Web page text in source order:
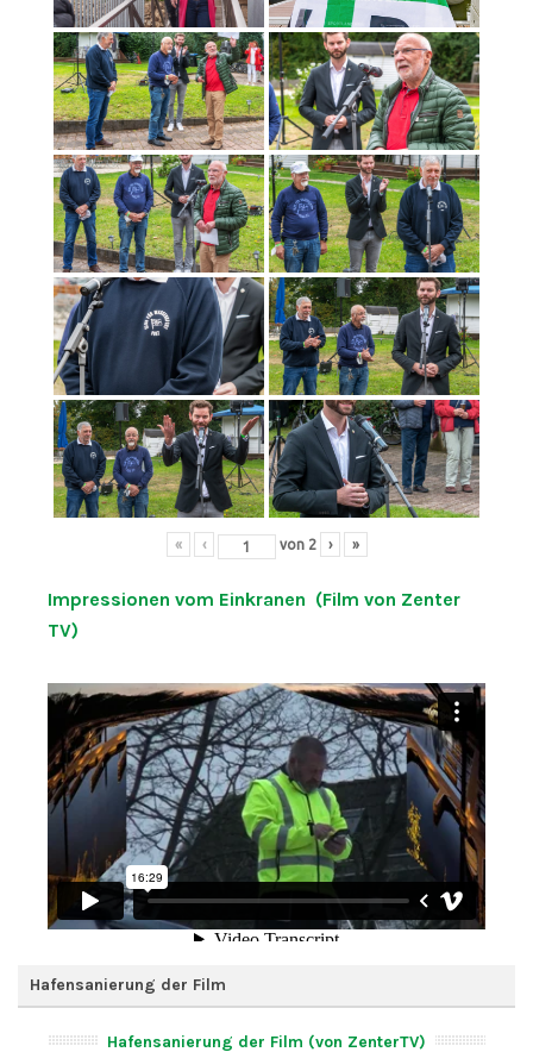
« ‹ von 2 › »
Impressionen vom Einkranen (Film von Zenter
TV)
Hafensanierung der Film
Hafensanierung der Film (von ZenterTV)